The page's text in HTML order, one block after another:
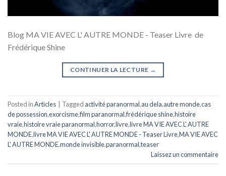
Blog MA VIE AVEC L' AUTRE MONDE - Teaser Livre de
Frédérique Shine
CONTINUER LA LECTURE →
Posted inArticles Tagged activité paranormal,au dela,autre monde,cas
de possession,exorcisme,film paranormal,frédérique shine,histoire
vraie,histoire vraie paranormal,horror,livre,livre MA VIE AVEC L' AUTRE
MONDE,livre MA VIE AVEC L' AUTRE MONDE - Teaser Livre,MA VIE AVEC
L' AUTRE MONDE,monde invisible,paranormal,teaser
Laissez un commentaire